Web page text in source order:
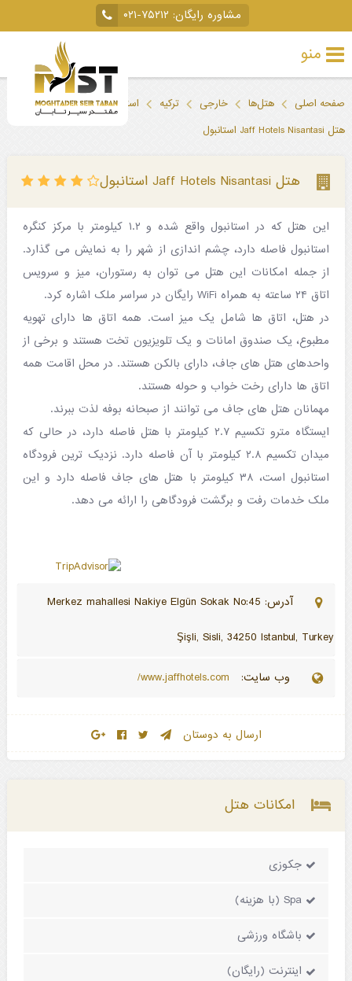
مشاوره رایگان: ۰۲۱-۷۵۲۱۲
منو
داخلی
لحظه
جاذبه‌های
گردشگری
صفحه اصلی هتل‌ها خارجی ترکیه
استانبول
هتل Jaff Hotels Nisantasi استانبول
هتل Jaff Hotels Nisantasi استانبول
این هتل که در استانبول واقع شده و ۱.۲ کیلومتر با مرکز کنگره
استانبول فاصله دارد، چشم اندازی از شهر را به نمایش می گذارد.
از جمله امکانات این هتل می توان به رستوران، میز و سرویس
اتاق ۲۴ ساعته به همراه WiFi رایگان در سراسر ملک اشاره کرد.
در هتل، اتاق ها شامل یک میز است. همه اتاق ها دارای تهویه
مطبوع، یک صندوق امانات و یک تلویزیون تخت هستند و برخی از
واحدهای هتل های جاف، دارای بالکن هستند. در محل اقامت همه
اتاق ها دارای رخت خواب و حوله هستند.
مهمانان هتل های جاف می توانند از صبحانه بوفه لذت ببرند.
ایستگاه مترو تکسیم ۲.۷ کیلومتر با هتل فاصله دارد، در حالی که
میدان تکسیم ۲.۸ کیلومتر با آن فاصله دارد. نزدیک ترین فرودگاه
استانبول است، ۳۸ کیلومتر با هتل های جاف فاصله دارد و این
ملک خدمات رفت و برگشت فرودگاهی را ارائه می دهد.
آدرس: Merkez mahallesi Nakiye Elgün Sokak No:45
Şişli, Sisli, 34250 Istanbul, Turkey
وب سایت:
ارسال به دوستان
امکانات هتل
جکوزی
Spa (با هزینه)
باشگاه ورزشی
اینترنت (رایگان)